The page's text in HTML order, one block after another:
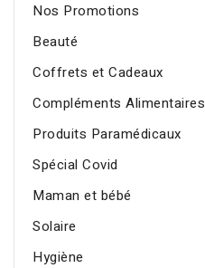
Nos Promotions
Beauté
Coffrets et Cadeaux
Compléments Alimentaires
Produits Paramédicaux
Spécial Covid
Maman et bébé
Solaire
Hygiène